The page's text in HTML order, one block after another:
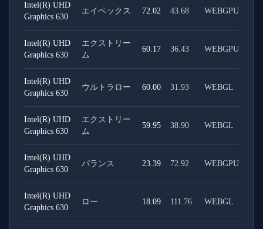
Intel(R) UHD
Graphics 630
エイペックス 72.02 43.68 WEBGPU
Intel(R) UHD
Graphics 630
エクストリー
ム
60.17 36.43 WEBGPU
Intel(R) UHD
Graphics 630
ウルトラロー 60.00 31.93 WEBGL
Intel(R) UHD
Graphics 630
エクストリー
ム
59.95 38.90 WEBGL
Intel(R) UHD
Graphics 630
バランス 23.39 72.92 WEBGPU
Intel(R) UHD
Graphics 630
ロー 18.09 111.76 WEBGL